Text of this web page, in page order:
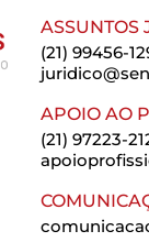
ASSUNTOS
(21) 99456-
APOIO AO
(21) 97223-